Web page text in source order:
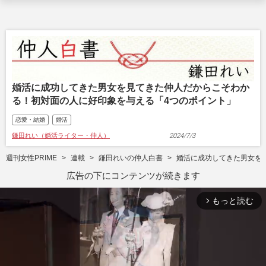
婚活に成功してきた男女を見てきた仲人だからこそわか
る！初対面の人に好印象を与える「4つのポイント」
恋愛・結婚 婚活
鎌田れい（婚活ライター・仲人） 2024/7/3
週刊女性PRIME 連載 鎌田れいの仲人白書 婚活に成功してきた男女を
広告の下にコンテンツが続きます
arrow_forward_ios もっと読む